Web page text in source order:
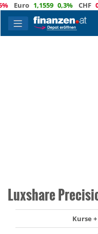
1,1559 0,3% CHF
Luxshare
Kurse